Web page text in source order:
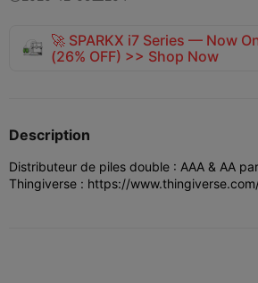
🚀 SPARKX i7 Series — Now
(26% OFF) >> Shop Now
Description
Distributeur de piles double : AAA & AA
Thingiverse : https://